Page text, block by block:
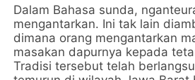
Dalam Bahasa sunda,
mengantarkan. Ini tak lain
dimana orang mengantarkan
masakan dapurnya kepada
Tradisi tersebut telah